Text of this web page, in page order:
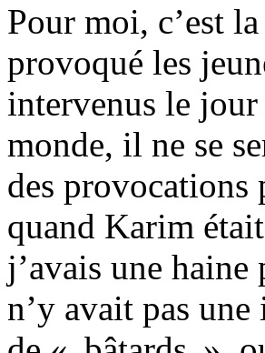
Pour moi, c’est
provoqué les
intervenus le
monde, il ne se
des
quand Karim
j’avais une
n’y avait pas